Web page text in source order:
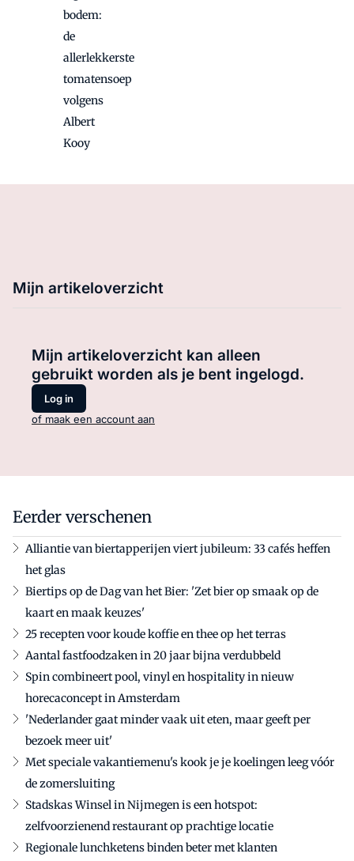
bodem:
de
allerlekkerste
tomatensoep
volgens
Albert
Kooy
Mijn artikeloverzicht
Mijn artikeloverzicht kan alleen
gebruikt worden als je bent ingelogd.
Log in
of maak een account aan
Eerder verschenen
Alliantie van biertapperijen viert jubileum: 33 cafés heffen
het glas
Biertips op de Dag van het Bier: 'Zet bier op smaak op de
kaart en maak keuzes'
25 recepten voor koude koffie en thee op het terras
Aantal fastfoodzaken in 20 jaar bijna verdubbeld
Spin combineert pool, vinyl en hospitality in nieuw
horecaconcept in Amsterdam
'Nederlander gaat minder vaak uit eten, maar geeft per
bezoek meer uit'
Met speciale vakantiemenu's kook je je koelingen leeg vóór
de zomersluiting
Stadskas Winsel in Nijmegen is een hotspot:
zelfvoorzienend restaurant op prachtige locatie
Regionale lunchketens binden beter met klanten